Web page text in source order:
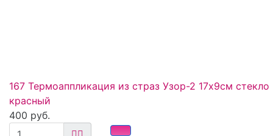
167 Термоаппликация из страз Узор-2 17х9см стекло
красный
400 руб.